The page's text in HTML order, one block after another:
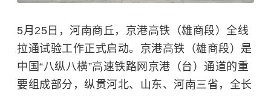
5月25日，河南商丘，京港高铁（雄商段）全线
拉通试验工作正式启动。京港高铁（雄商段）是
中国“八纵八横”高速铁路网京港（台）通道的重
要组成部分，纵贯河北、山东、河南三省，全长